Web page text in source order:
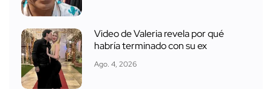
Video de Valeria revela por qué
habría terminado con su ex
Ago. 4, 2026